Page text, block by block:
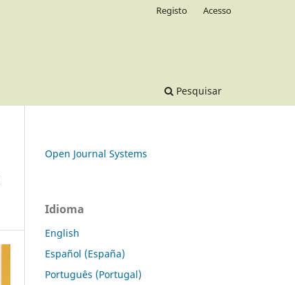
Pesquisar
Registo Acesso
Open Journal Systems
Idioma
English
Español (España)
Português (Portugal)